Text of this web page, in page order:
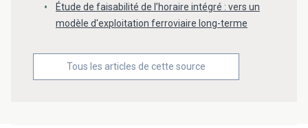
Étude de faisabilité de l’horaire intégré : vers un
modèle d'exploitation ferroviaire long-terme
Tous les articles de cette source